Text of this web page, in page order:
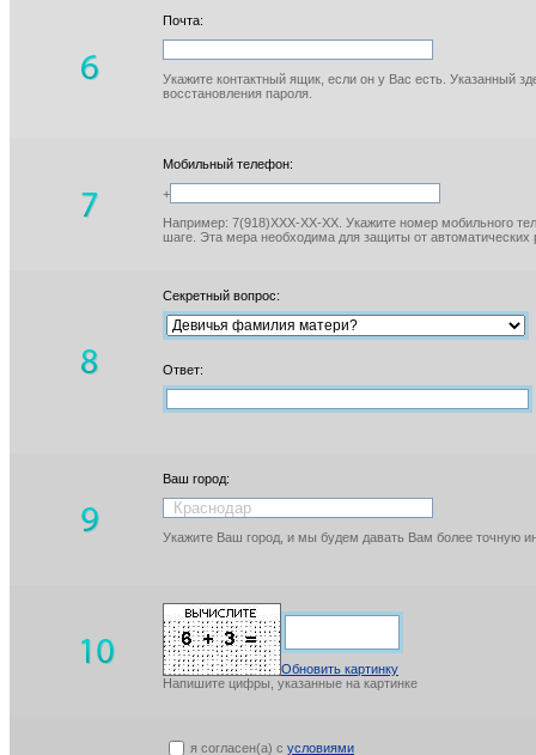
Почта:
Укажите контактный ящик, если он у Вас есть. Указанный
восстановления пароля.
Мобильный телефон:
+
Например: 7(918)XXX-XX-XX. Укажите номер мобильного
шаге. Эта мера необходима для защиты от автоматических
Секретный вопрос:
Ответ:
Ваш город:
Укажите Ваш город, и мы будем давать Вам более точную
Обновить картинку
Напишите цифры, указанные на картинке
я согласен(а) с условиями